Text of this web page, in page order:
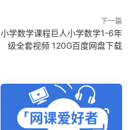
下一篇
小学数学课程巨人小学数学1-6年
级全套视频 120G百度网盘下载